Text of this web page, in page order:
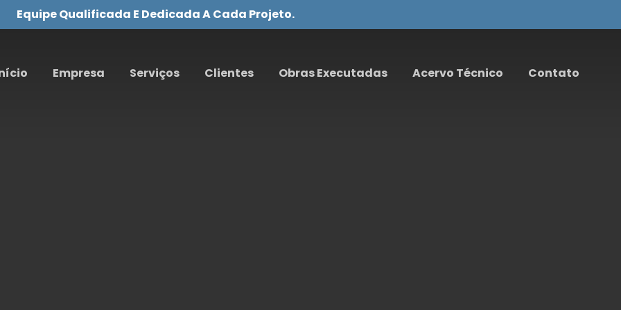
Equipe Qualificada E Dedicada A Cada Projeto.
Empresa Serviços Clientes Obras Executadas Acervo Técnico Contato